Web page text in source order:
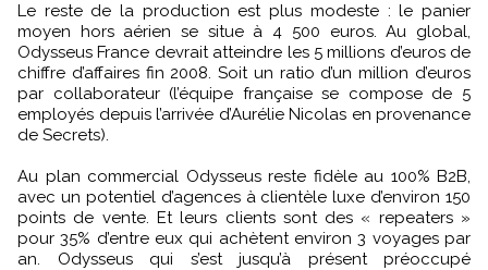
Le reste de la production est plus modeste : le panier
moyen hors aérien se situe à 4 500 euros. Au global,
Odysseus France devrait atteindre les 5 millions d’euros de
chiffre d’affaires fin 2008. Soit un ratio d’un million d’euros
par collaborateur (l’équipe française se compose de 5
employés depuis l’arrivée d’Aurélie Nicolas en provenance
de Secrets).
Au plan commercial Odysseus reste fidèle au 100% B2B,
avec un potentiel d’agences à clientèle luxe d’environ 150
points de vente. Et leurs clients sont des « repeaters »
pour 35% d’entre eux qui achètent environ 3 voyages par
an. Odysseus qui s’est jusqu’à présent préoccupé